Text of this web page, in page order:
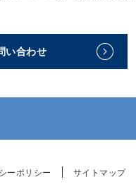
い合わせ
ーポリシー サイトマップ